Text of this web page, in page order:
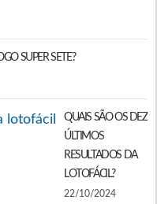
SUPER SETE?
QUAIS SÃO OS DEZ
ÚLTIMOS
RESULTADOS DA
LOTOFÁCIL?
22/10/2024